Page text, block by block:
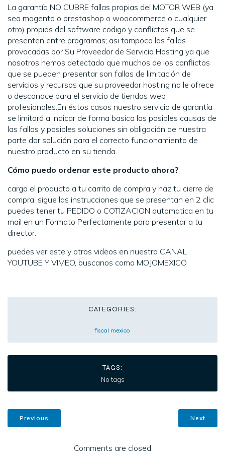
La garantía NO CUBRE fallas propias del MOTOR WEB (ya
sea magento o prestashop o woocommerce o cualquier
otro) propias del software codigo y conflictos que se
presenten entre programas; asi tampoco las fallas
provocadas por Su Proveedor de Servicio Hosting ya que
nosotros hemos detectado que muchos de los conflictos
que se pueden presentar son fallas de limitación de
servicios y recursos que su proveedor hosting no le ofrece
o desconoce para el servicio de tiendas web
profesionales.En éstos casos nuestro servicio de garantía
se limitará a indicar de forma basica las posibles causas de
las fallas y posibles soluciones sin obligación de nuestra
parte dar solución para el correcto funcionamiento de
nuestro producto en su tienda.
Cómo puedo ordenar este producto ahora?
carga el producto a tu carrito de compra y haz tu cierre de
compra, sigue las instrucciones que se presentan en 2 clic
puedes tener tu PEDIDO o COTIZACION automatica en tu
mail en un Formato Perfectamente para presentar a tu
director.
puedes ver este y otros videos en nuestro CANAL
YOUTUBE Y VIMEO, buscanos como MOJOMEXICO
CATEGORIES:
fiscal mexico
TAGS:
No tags
Previous Next
Comments are closed